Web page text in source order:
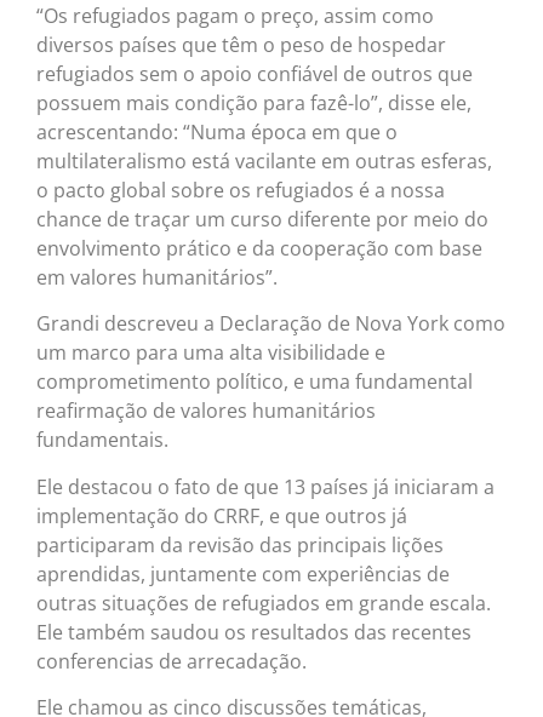
“Os refugiados pagam o preço, assim como
diversos países que têm o peso de hospedar
refugiados sem o apoio confiável de outros que
possuem mais condição para fazê-lo”, disse ele,
acrescentando: “Numa época em que o
multilateralismo está vacilante em outras esferas,
o pacto global sobre os refugiados é a nossa
chance de traçar um curso diferente por meio do
envolvimento prático e da cooperação com base
em valores humanitários”.
Grandi descreveu a Declaração de Nova York como
um marco para uma alta visibilidade e
comprometimento político, e uma fundamental
reafirmação de valores humanitários
fundamentais.
Ele destacou o fato de que 13 países já iniciaram a
implementação do CRRF, e que outros já
participaram da revisão das principais lições
aprendidas, juntamente com experiências de
outras situações de refugiados em grande escala.
Ele também saudou os resultados das recentes
conferencias de arrecadação.
Ele chamou as cinco discussões temáticas,